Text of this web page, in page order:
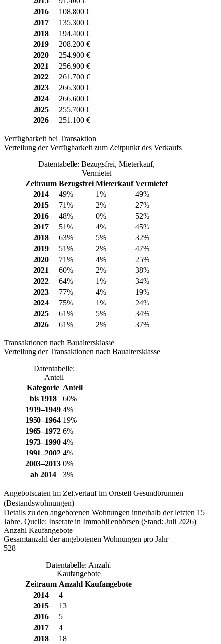
2016
108.800 €
2017
135.300 €
2018
194.400 €
2019
208.200 €
2020
254.900 €
2021
256.900 €
2022
261.700 €
2023
266.300 €
2024
266.600 €
2025
255.700 €
2026
251.100 €
Verfügbarkeit bei Transaktion
Verteilung der Verfügbarkeit zum Zeitpunkt des Verkaufs
Datentabelle: Bezugsfrei, Mieterkauf,
Vermietet
Zeitraum Bezugsfrei Mieterkauf Vermietet
2014
49% 1%
49%
2015
71% 2%
27%
2016
48% 0%
52%
2017
51% 4%
45%
2018
63% 5%
32%
2019
51% 2%
47%
2020
71% 4%
25%
2021
60% 2%
38%
2022
64% 1%
34%
2023
77% 4%
19%
2024
75% 1%
24%
2025
61% 5%
34%
2026
61% 2% 37%
Transaktionen nach Baualtersklasse
Verteilung der Transaktionen nach Baualtersklasse
Datentabelle:
Anteil
Kategorie Anteil
bis 1918
60%
1919–1949 4%
1950–1964 19%
1965–1972 6%
1973–1990 4%
1991–2002 4%
2003–2013 0%
ab 2014
3%
Angebotsdaten im Zeitverlauf im Ortsteil Gesundbrunnen
(Bestandswohnungen)
Details zu den angebotenen Wohnungen innerhalb der letzten 15
Jahre. Quelle: Inserate in Immobilienbörsen (Stand: Juli 2026)
Anzahl Kaufangebote
Gesamtanzahl der angebotenen Wohnungen pro Jahr
528
Datentabelle: Anzahl
Kaufangebote
Zeitraum Anzahl Kaufangebote
2014
4
2015
13
2016
5
2017
4
2018
18